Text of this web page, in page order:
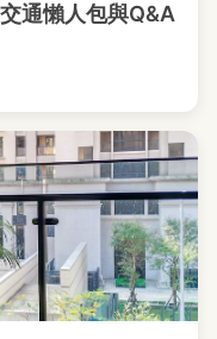
通懶人包與Q&A